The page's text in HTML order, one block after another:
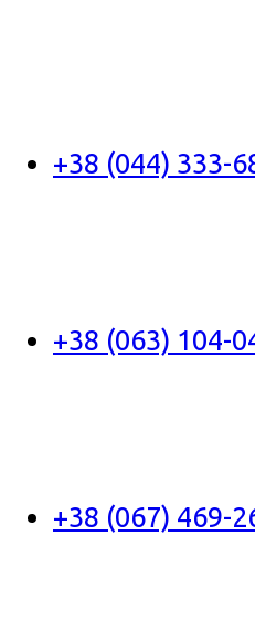
+38 (044) 333-
+38 (063) 104-
+38 (067) 469-